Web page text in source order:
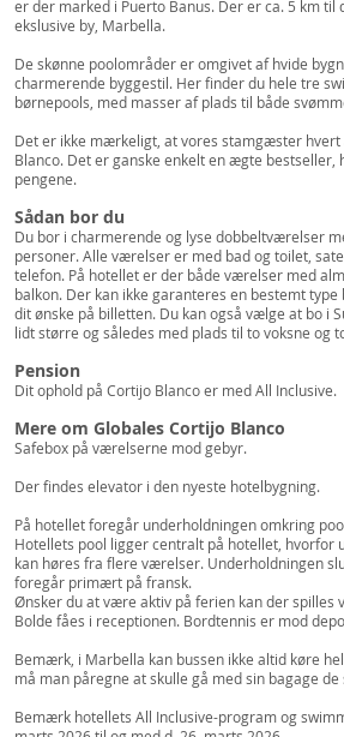
er der marked i Puerto Banus. Der er ca. 5 km til
ekslusive by, Marbella.
De skønne poolområder er omgivet af hvide
charmerende byggestil. Her finder du hele tre
børnepools, med masser af plads til både
Det er ikke mærkeligt, at vores stamgæster
Blanco. Det er ganske enkelt en ægte
pengene.
Sådan bor du
Du bor i charmerende og lyse dobbeltværelser
personer. Alle værelser er med bad og toilet,
telefon. På hotellet er der både værelser med
balkon. Der kan ikke garanteres en bestemt type
dit ønske på billetten. Du kan også vælge at bo i
lidt større og således med plads til to voksne og
Pension
Dit ophold på Cortijo Blanco er med All Inclusive.
Mere om Globales Cortijo Blanco
Safebox på værelserne mod gebyr.
Der findes elevator i den nyeste hotelbygning.
På hotellet foregår underholdningen omkring
Hotellets pool ligger centralt på hotellet, hvorfor
kan høres fra flere værelser. Underholdningen
foregår primært på fransk.
Ønsker du at være aktiv på ferien kan der spilles
Bolde fåes i receptionen. Bordtennis er mod
Bemærk, i Marbella kan bussen ikke altid køre
må man påregne at skulle gå med sin bagage
Bemærk hotellets All Inclusive-program og